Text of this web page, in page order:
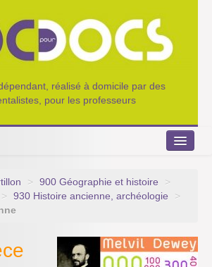
réalisé à domicile par des
pour les professeurs
> 900 Géographie et histoire
>
> 930 Histoire ancienne, archéologie
>